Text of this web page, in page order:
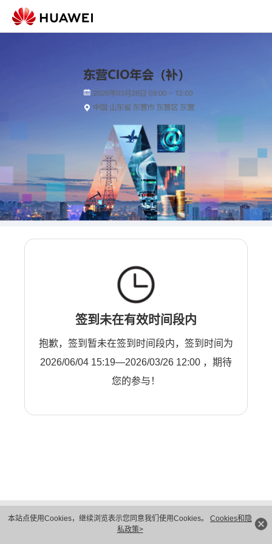
本站点使用Cookies，继续浏览表示您同意我们使用Cookies。 Cookies和隐
私政策>
签到未在有效时间段内
抱歉，签到暂未在签到时间段内，签到时间为
2026/06/04 15:19—2026/03/26 12:00 ，期待
您的参与！
隐私保护
法律声明